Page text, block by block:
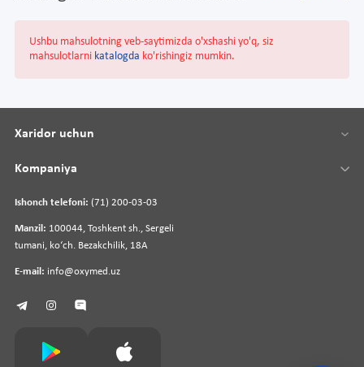
Ushbu mahsulotning veb-saytimizda o'xshashi yo'q, siz
mahsulotlarni katalogda ko'rishingiz mumkin.
Ishonch telefoni: (71) 200-03-03
Manzil: 100044, Toshkent sh., Sergeli
tumani, koʻch. Bezakchilik, 18A
E-mail: info@oxymed.uz
Xaridor uchun
Kompaniya